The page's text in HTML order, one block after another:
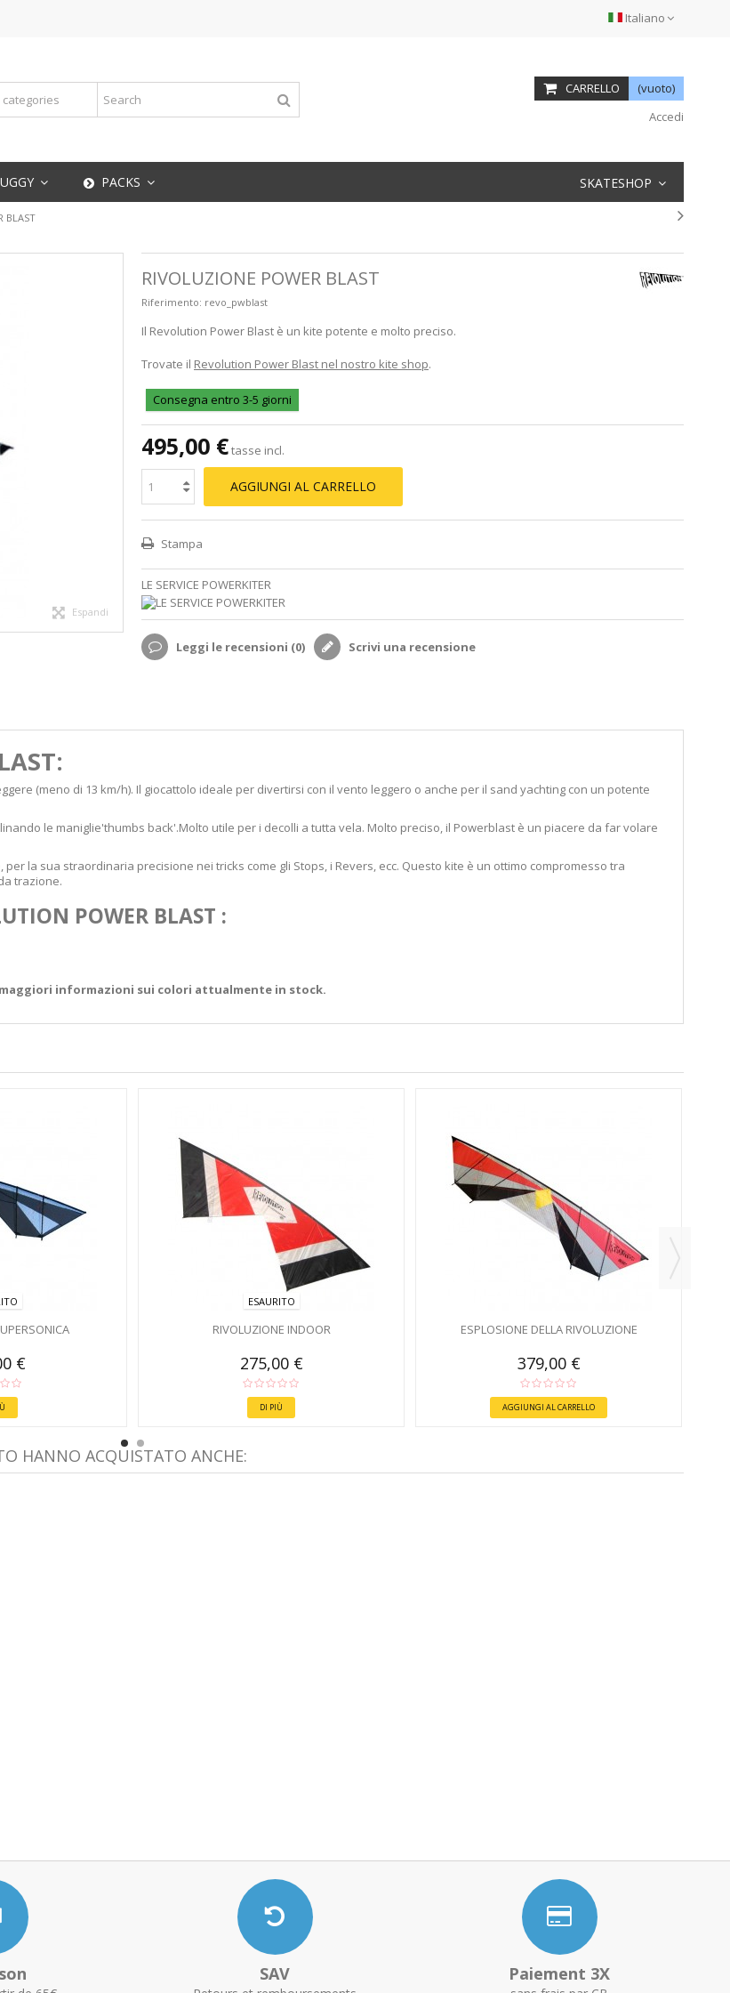
Italiano
CARRELLO
(vuoto)
Accedi
PACKS SKATESHOP
BLAST
Espandi
RIVOLUZIONE POWER BLAST
Riferimento: revo_pwblast
Il Revolution Power Blast è un kite potente e molto preciso.
Trovate il Revolution Power Blast nel nostro kite shop.
Consegna entro 3-5 giorni
495,00 €tasse incl.
AGGIUNGI AL CARRELLO
Stampa
LE SERVICE POWERKITER
Leggi le recensioni (0) Scrivi una recensione
(meno di 13 km/h). Il giocattolo ideale per divertirsi con il vento leggero o anche per il sand yachting con un potente
le maniglie'thumbs back'.Molto utile per i decolli a tutta vela. Molto preciso, il Powerblast è un piacere da far volare
la sua straordinaria precisione nei tricks come gli Stops, i Revers, ecc. Questo kite è un ottimo compromesso tra
trazione.
POWER BLAST :
informazioni sui colori attualmente in stock.
€
ESAURITO
RIVOLUZIONE INDOOR
275,00 €
DI PIÙ
ESPLOSIONE DELLA RIVOLUZIONE
379,00 €
AGGIUNGI AL CARRELLO
HANNO ACQUISTATO ANCHE:
SAV Paiement 3X